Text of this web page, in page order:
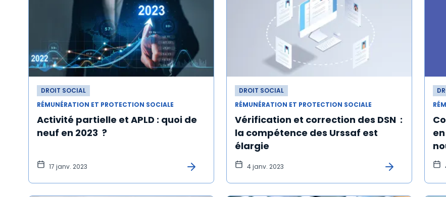
DROIT SOCIAL
RÉMUNÉRATION ET PROTECTION SOCIALE
Activité partielle et APLD : quoi de
neuf en 2023 ?
17 janv. 2023
DROIT SOCIAL
RÉMUNÉRATION ET PROTECTION SOCIALE
Vérification et correction des DSN :
la compétence des Urssaf est
élargie
4 janv. 2023